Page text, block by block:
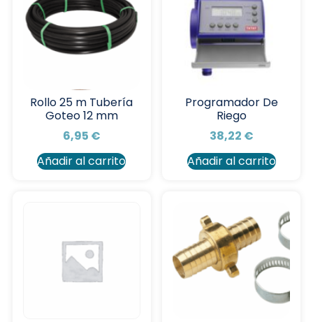
Rollo 25 m Tubería
Goteo 12 mm
6,95 €
Añadir al carrito
Programador De
Riego
38,22 €
Añadir al carrito